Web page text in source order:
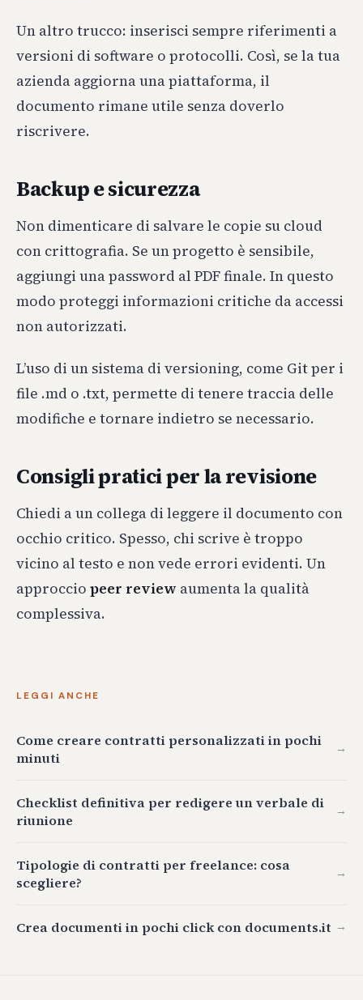
Un altro trucco: inserisci sempre riferimenti a
versioni di software o protocolli. Così, se la tua
azienda aggiorna una piattaforma, il
documento rimane utile senza doverlo
riscrivere.
Backup e sicurezza
Non dimenticare di salvare le copie su cloud
con crittografia. Se un progetto è sensibile,
aggiungi una password al PDF finale. In questo
modo proteggi informazioni critiche da accessi
non autorizzati.
L’uso di un sistema di versioning, come Git per i
file .md o .txt, permette di tenere traccia delle
modifiche e tornare indietro se necessario.
Consigli pratici per la revisione
Chiedi a un collega di leggere il documento con
occhio critico. Spesso, chi scrive è troppo
vicino al testo e non vede errori evidenti. Un
approccio peer review aumenta la qualità
complessiva.
LEGGI ANCHE
Come creare contratti personalizzati in pochi
minuti
→
Checklist definitiva per redigere un verbale di
riunione
→
Tipologie di contratti per freelance: cosa
scegliere?
→
Crea documenti in pochi click con documents.it →